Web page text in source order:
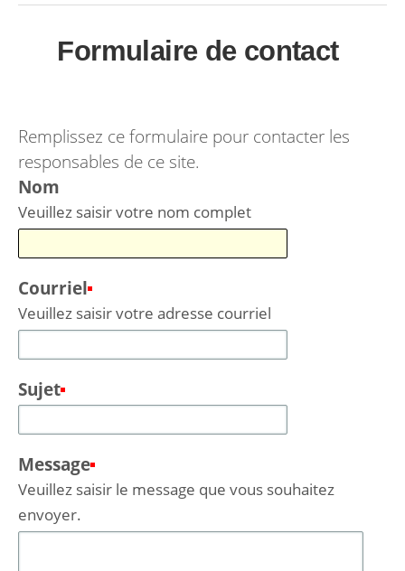
Formulaire de contact
Remplissez ce formulaire pour contacter les
responsables de ce site.
Nom
Veuillez saisir votre nom complet
Courriel(Requis)
Veuillez saisir votre adresse courriel
Sujet(Requis)
Message(Requis)
Veuillez saisir le message que vous souhaitez
envoyer.